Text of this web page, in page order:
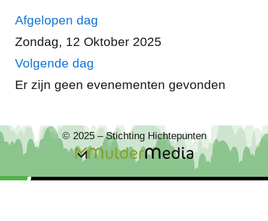
Afgelopen dag
Zondag, 12 Oktober 2025
Volgende dag
Er zijn geen evenementen gevonden
© 2025 – Stichting Hichtepunten